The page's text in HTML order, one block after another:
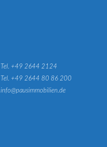
Tel. +49 2644 2124
Tel. +49 2644 80 86 200
info@pausimmobilien.de